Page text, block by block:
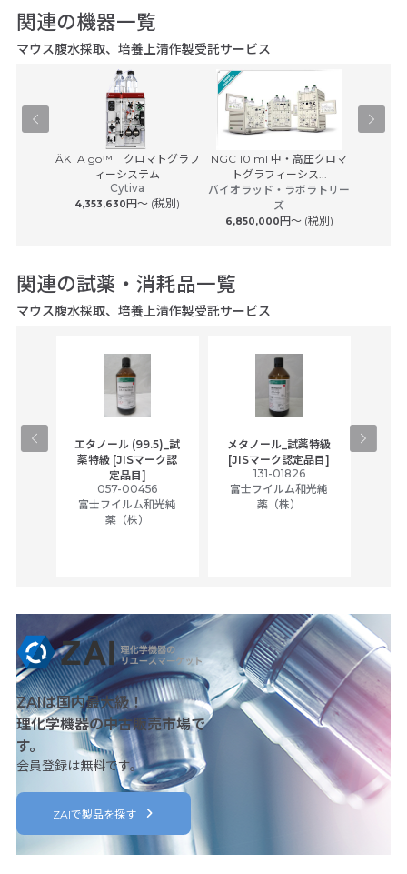
関連の機器一覧
マウス腹水採取、培養上清作製受託サービス
ÄKTA go™ クロマトグラフ
ィーシステム
Cytiva
4,353,630円〜 (税別)
NGC 10 ml 中・高圧クロマ
トグラフィーシス...
バイオラッド・ラボラトリー
ズ
6,850,000円〜 (税別)
関連の試薬・消耗品一覧
マウス腹水採取、培養上清作製受託サービス
エタノール (99.5)_試
薬特級 [JISマーク認
定品目]
057-00456
富士フイルム和光純
薬（株）
メタノール_試薬特級
[JISマーク認定品目]
131-01826
富士フイルム和光純
薬（株）
ZAIは国内最大級！
理化学機器の中古販売市場で
す。
会員登録は無料です。
ZAIで製品を探す